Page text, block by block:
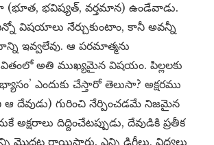
(భూత, భవిష్యత్, వర్తమాన) ఉండేవాడు.
విషయాలు నేర్చుకుంటాం, కానీ అవన్నీ
ఇవ్వలేవు. ఆ పరమాత్మను
అతి ముఖ్యమైన విషయం. పిల్లలకు
ఎందుకు చేస్తారో తెలుసా? అక్షరము
దేవుడు) గురించి నేర్పించడమే నిజమైన
అక్షరాలు దిద్దించేటప్పుడు, దేవుడికి ప్రతీక
మొదట రాయిస్తారు. ఎన్ని డిగ్రీలు, విద్యలు